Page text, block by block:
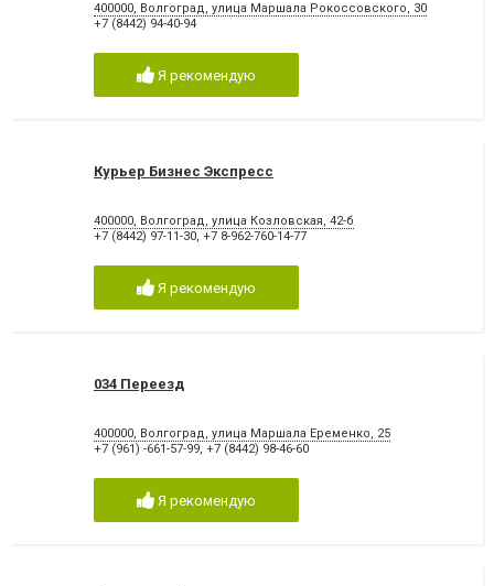
400000, Волгоград, улица Маршала Рокоссовского, 30
+7 (8442) 94-40-94
Я рекомендую
Курьер Бизнес Экспресс
400000, Волгоград, улица Козловская, 42-б
+7 (8442) 97-11-30, +7 8-962-760-14-77
Я рекомендую
034 Переезд
400000, Волгоград, улица Маршала Еременко, 25
+7 (961) -661-57-99, +7 (8442) 98-46-60
Я рекомендую